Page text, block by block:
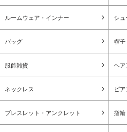
ルームウェア・インナー シ
バッグ 帽子
服飾雑貨 ヘア
ネックレス ピ
ブレスレット・アンクレット 指輪